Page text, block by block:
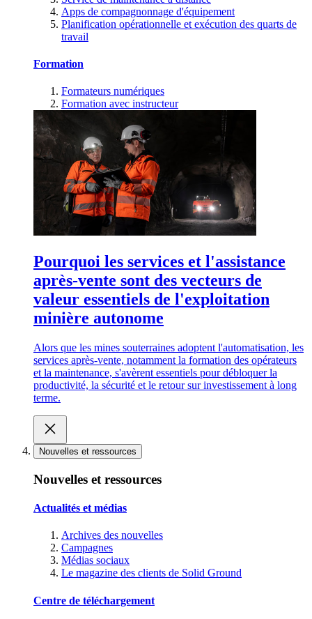
Apps de compagnonnage d'équipement
Planification opérationnelle et exécution des quarts de
travail
Formation
Formateurs numériques
Formation avec instructeur
Pourquoi les services et l'assistance
après-vente sont des vecteurs de
valeur essentiels de l'exploitation
minière autonome
Alors que les mines souterraines adoptent l'automatisation, les
services après-vente, notamment la formation des opérateurs
et la maintenance, s'avèrent essentiels pour débloquer la
productivité, la sécurité et le retour sur investissement à long
terme.
Nouvelles et ressources
Nouvelles et ressources
Actualités et médias
Archives des nouvelles
Campagnes
Médias sociaux
Le magazine des clients de Solid Ground
Centre de téléchargement